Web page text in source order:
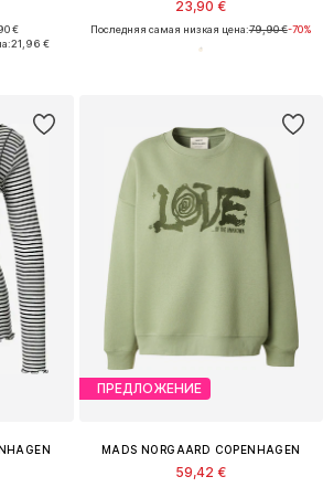
€
21,96 €
23,90 €
Последняя самая низкая цена:79,90 €-70%
ПРЕДЛОЖЕНИЕ
MADS NORGAARD COPENHAGEN
59,42 €